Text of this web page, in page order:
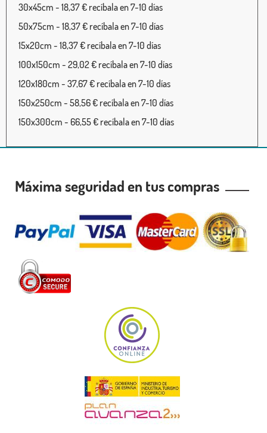
30x45cm - 18,37 € recíbala en 7-10 días
50x75cm - 18,37 € recíbala en 7-10 días
15x20cm - 18,37 € recíbala en 7-10 días
100x150cm - 29,02 € recíbala en 7-10 días
120x180cm - 37,67 € recíbala en 7-10 días
150x250cm - 58,56 € recíbala en 7-10 días
150x300cm - 66,55 € recíbala en 7-10 días
Máxima seguridad en tus compras